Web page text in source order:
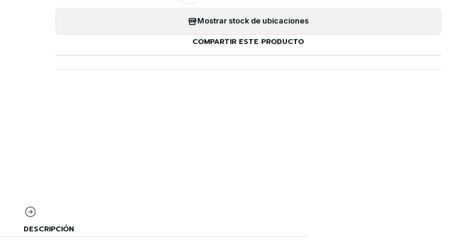
Mostrar stock de ubicaciones
COMPARTIR ESTE PRODUCTO
DESCRIPCIÓN